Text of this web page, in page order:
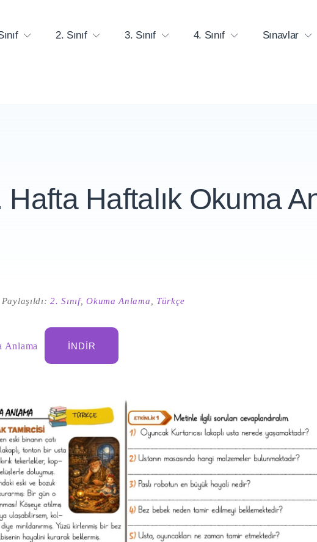
2. Sınıf 3. Sınıf 4. Sınıf Sınavlar
Hafta Haftalık Okuma
2. Sınıf,Okuma Anlama Türkçe
Anlama İNDIR